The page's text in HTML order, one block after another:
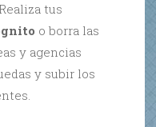
Realiza tus
o borra las
y agencias
y subir los